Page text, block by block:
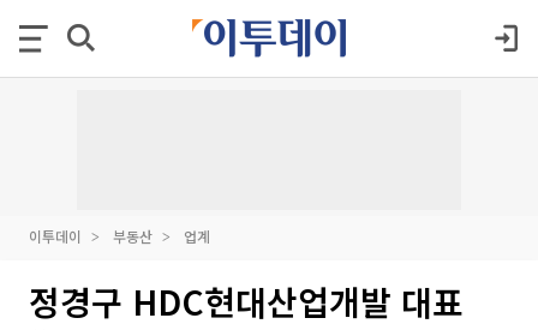
이투데이 부동산 업계
정경구 HDC현대산업개발 대표